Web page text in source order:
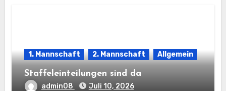
1. Mannschaft 2. Mannschaft Allgemein
Staffeleinteilungen sind da
admin08 Juli 10, 2026